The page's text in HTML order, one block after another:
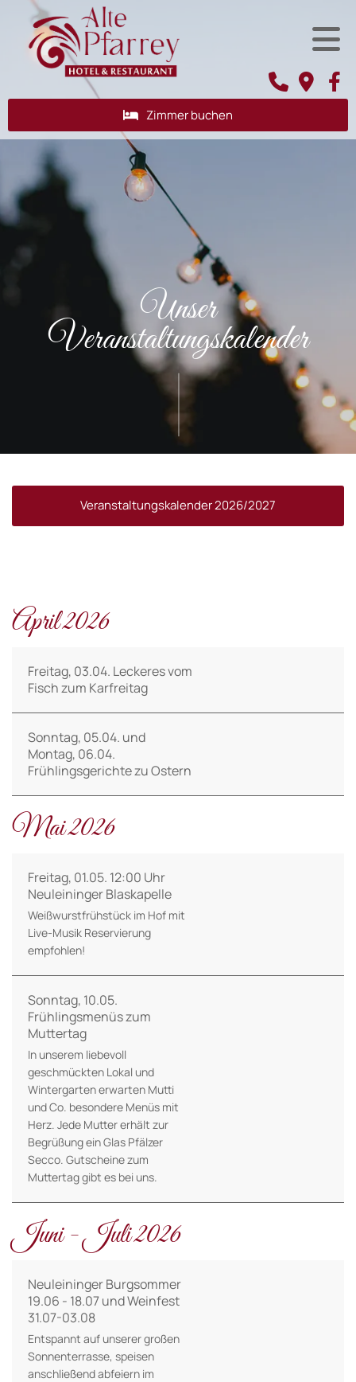
Zimmer buchen
Unser
Veranstaltungskalender
Veranstaltungskalender 2026/2027
April 2026
Freitag, 03.04. Leckeres vom
Fisch zum Karfreitag
Sonntag, 05.04. und
Montag, 06.04.
Frühlingsgerichte zu Ostern
Mai 2026
Freitag, 01.05. 12:00 Uhr
Neuleininger Blaskapelle
Weißwurstfrühstück im Hof mit
Live-Musik Reservierung
empfohlen!
Sonntag, 10.05.
Frühlingsmenüs zum
Muttertag
In unserem liebevoll
geschmückten Lokal und
Wintergarten erwarten Mutti
und Co. besondere Menüs mit
Herz. Jede Mutter erhält zur
Begrüßung ein Glas Pfälzer
Secco. Gutscheine zum
Muttertag gibt es bei uns.
Juni - Juli 2026
Neuleininger Burgsommer
19.06 - 18.07 und Weinfest
31.07-03.08
Entspannt auf unserer großen
Sonnenterrasse, speisen
anschließend abfeiern im